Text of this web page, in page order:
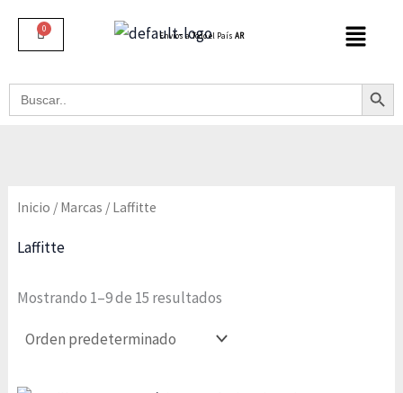
Envíos a Todo el País AR
Buscar: Botón De
Inicio / Marcas / Laffitte
Laffitte
Mostrando 1–9 de 15 resultados